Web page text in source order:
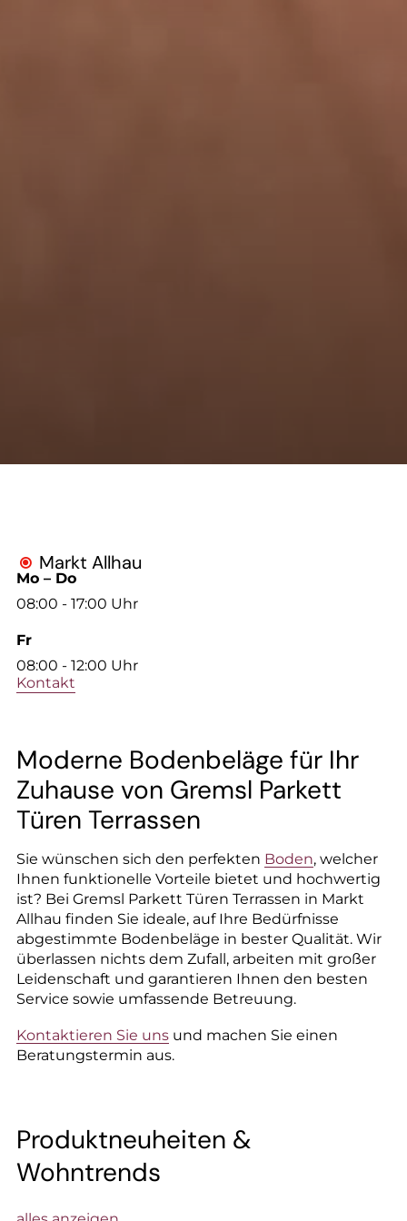
--
--
--
--
 Markt Allhau
Mo – Do
08:00 - 17:00 Uhr
Fr
08:00 - 12:00 Uhr
Kontakt
Moderne Bodenbeläge für Ihr
Zuhause von Gremsl Parkett
Türen Terrassen
Sie wünschen sich den perfekten Boden, welcher
Ihnen funktionelle Vorteile bietet und hochwertig
ist? Bei Gremsl Parkett Türen Terrassen in Markt
Allhau finden Sie ideale, auf Ihre Bedürfnisse
abgestimmte Bodenbeläge in bester Qualität. Wir
überlassen nichts dem Zufall, arbeiten mit großer
Leidenschaft und garantieren Ihnen den besten
Service sowie umfassende Betreuung.
Kontaktieren Sie uns und machen Sie einen
Beratungstermin aus.
Produktneuheiten &
Wohntrends